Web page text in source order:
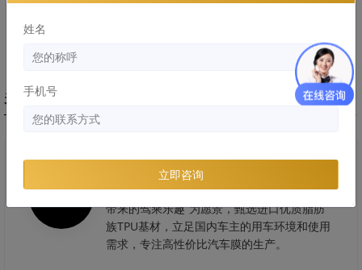
关于艺卡
YEECAR是一家定位高品质汽车保护的汽车膜
民族品牌，公司以“让每位车主都能享受科技
带来的驾乘乐趣”为愿景，甄选进口优质脂肪
族TPU基材，立足国内车主的用车环境和使用
需求，专注高性价比汽车膜的生产。
姓名
手机号
立即咨询